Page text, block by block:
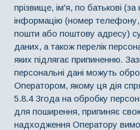
прізвище, ім'я, по батькові (за
інформацію (номер телефону,
пошти або поштову адресу)
даних, а також перелік
яких підлягає припиненню.
персональні дані можуть
Оператором, якому ця дія
5.8.4 Згода на обробку
для поширення, припиняє
надходження Оператору